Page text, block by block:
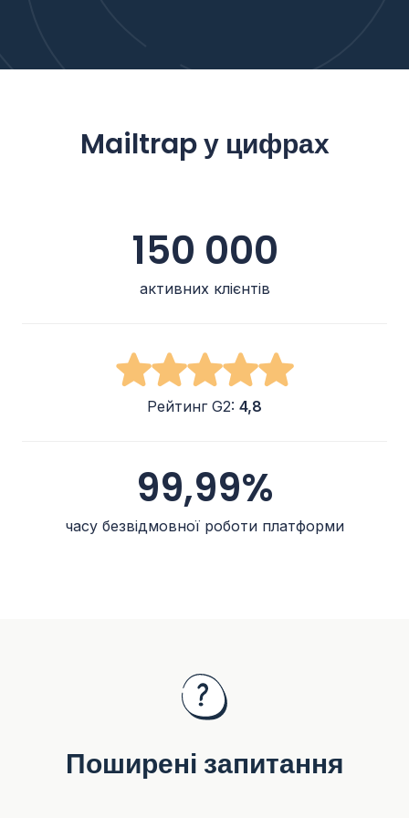
Mailtrap у цифрах
150 000
активних клієнтів
Рейтинг G2: 4,8
99,99%
часу безвідмовної роботи платформи
Поширені запитання